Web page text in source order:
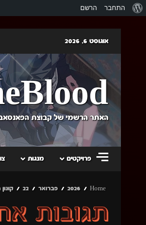
אודות
התחבר הרשם
content
אוגוסט 6, 2026
האתר הרשמי של קבוצת
פרויקטים מנגות
Home
2026 פברואר 22